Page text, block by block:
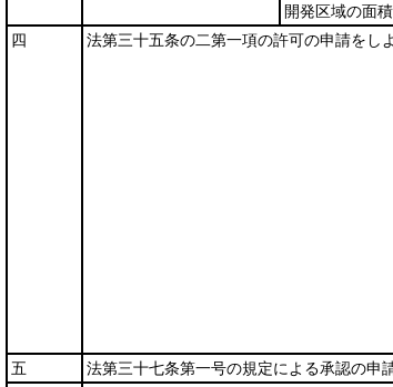
開発区域の面
四
法第三十五条の二第一項の許可の申請をし
五
法第三十七条第一号の規定による承認の申